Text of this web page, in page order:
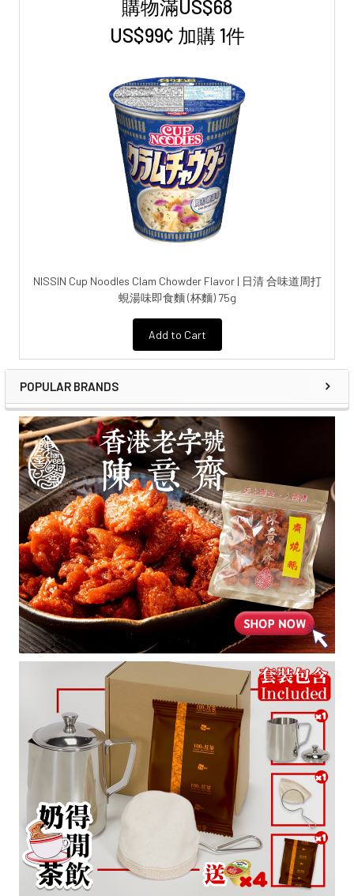
購物滿US$68
US$99¢ 加購 1件
NISSIN Cup Noodles Clam Chowder Flavor | 日清 合味道周打
蜆湯味即食麵 (杯麵) 75g
Add to Cart
POPULAR BRANDS